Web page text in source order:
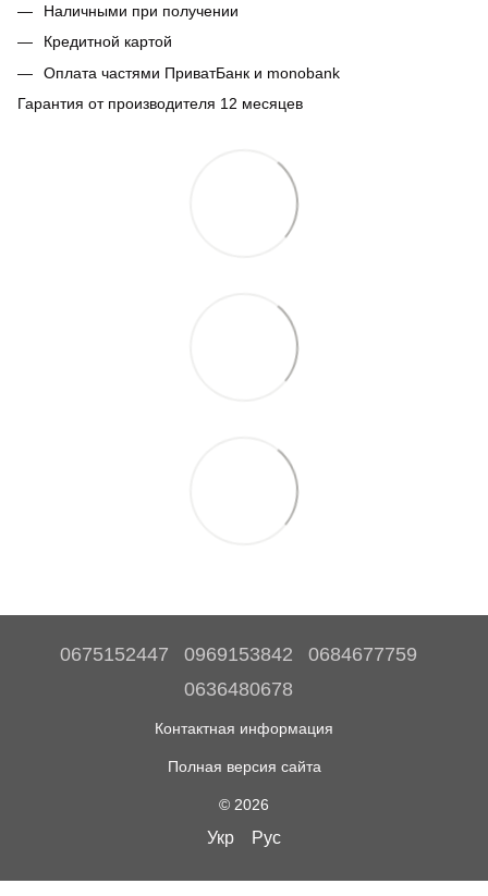
Наличными при получении
Кредитной картой
Оплата частями ПриватБанк и monobank
Гарантия от производителя 12 месяцев
0675152447 0969153842
0684677759
0636480678
Контактная информация
Полная версия сайта
© 2026
Укр Рус